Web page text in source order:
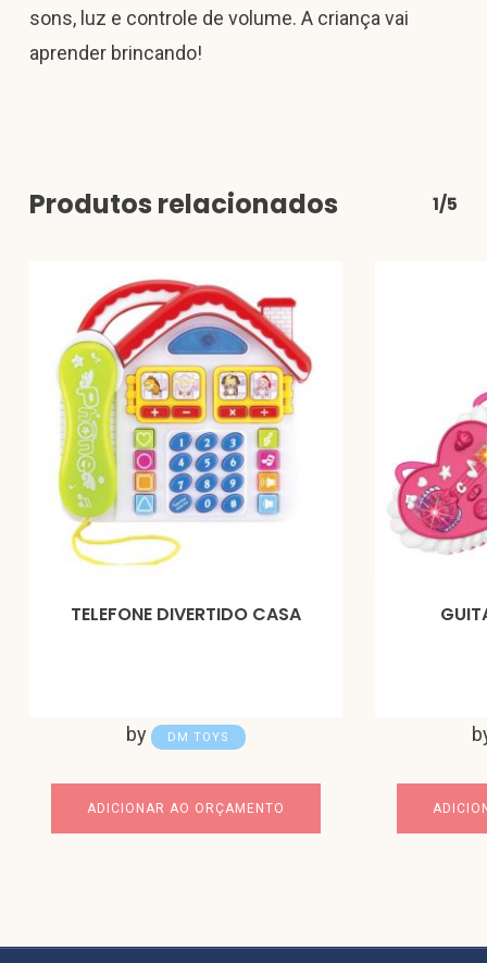
sons, luz e controle de volume. A criança vai
aprender brincando!
Produtos relacionados 1/5
TELEFONE DIVERTIDO CASA
by DM TOYS
ADICIONAR AO ORÇAMENTO